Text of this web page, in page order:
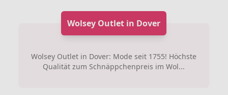
Wolsey Outlet in Dover
Wolsey Outlet in Dover: Mode seit 1755! Höchste
Qualität zum Schnäppchenpreis im Wol...